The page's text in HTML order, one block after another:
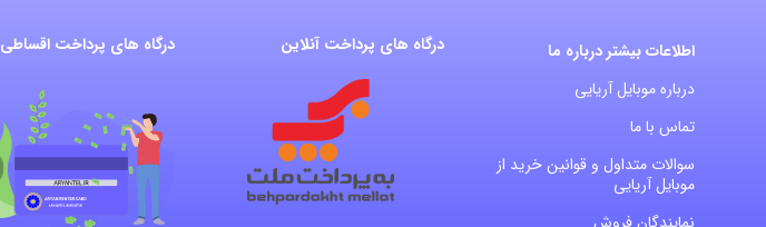
اطلاعات بیشتر درباره ما
درباره موبایل آریایی
تماس با ما
سوالات متداول و قوانین خرید از
موبایل آریایی
درگاه های پرداخت آنلاین درگاه های پرداخت اقساطی